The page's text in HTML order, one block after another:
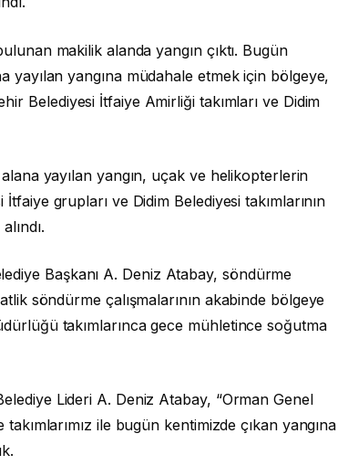
makilik alanda yangın çıktı. Bugün
yangına müdahale etmek için bölgeye,
Belediyesi İtfaiye Amirliği takımları ve Didim
yayılan yangın, uçak ve helikopterlerin
grupları ve Didim Belediyesi takımlarının
Başkanı A. Deniz Atabay, söndürme
söndürme çalışmalarının akabinde bölgeye
takımlarınca gece mühletince soğutma
Lideri A. Deniz Atabay, “Orman Genel
ile bugün kentimizde çıkan yangına